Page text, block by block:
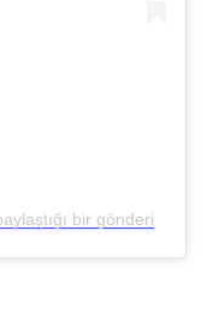
bir gönderi